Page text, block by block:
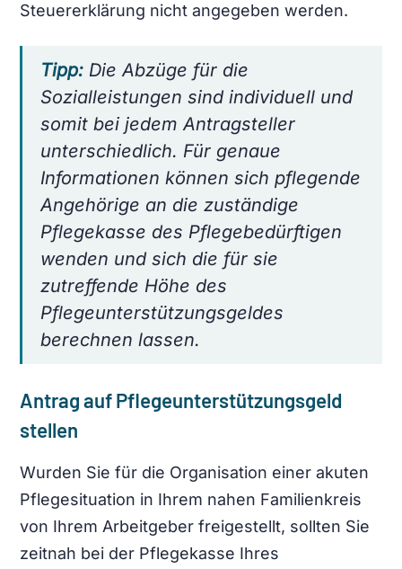
Steuererklärung nicht angegeben werden.
Tipp: Die Abzüge für die
Sozialleistungen sind individuell und
somit bei jedem Antragsteller
unterschiedlich. Für genaue
Informationen können sich pflegende
Angehörige an die zuständige
Pflegekasse des Pflegebedürftigen
wenden und sich die für sie
zutreffende Höhe des
Pflegeunterstützungsgeldes
berechnen lassen.
Antrag auf Pflegeunterstützungsgeld
stellen
Wurden Sie für die Organisation einer akuten
Pflegesituation in Ihrem nahen Familienkreis
von Ihrem Arbeitgeber freigestellt, sollten Sie
zeitnah bei der Pflegekasse Ihres